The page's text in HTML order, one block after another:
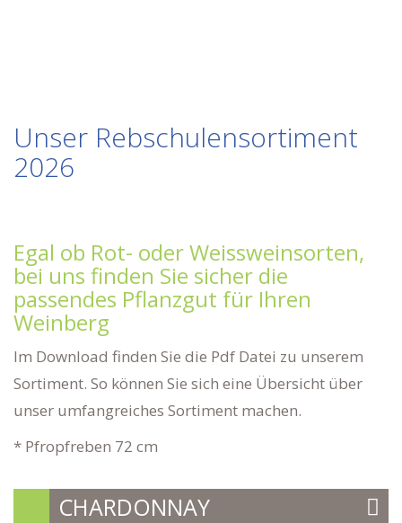
Unser Rebschulensortiment
2026
Egal ob Rot- oder Weissweinsorten,
bei uns finden Sie sicher die
passendes Pflanzgut für Ihren
Weinberg
Im Download finden Sie die Pdf Datei zu unserem
Sortiment. So können Sie sich eine Übersicht über
unser umfangreiches Sortiment machen.
* Pfropfreben 72 cm
CHARDONNAY